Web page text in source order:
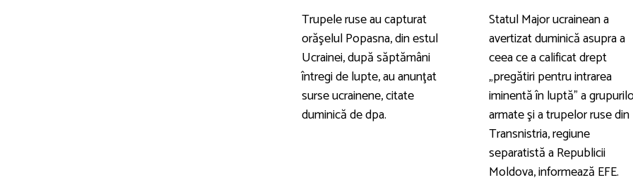
Trupele ruse au capturat
orăşelul Popasna, din estul
Ucrainei, după săptămâni
întregi de lupte, au anunţat
surse ucrainene, citate
duminică de dpa.
Statul Major ucrainean a
avertizat duminică asupra a
ceea ce a calificat drept
„pregătiri pentru intrarea
iminentă în luptă” a
armate şi a trupelor ruse din
Transnistria, regiune
separatistă a Republicii
Moldova, informează EFE.